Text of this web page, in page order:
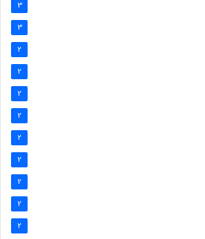
3
3
2
2
2
2
2
2
2
2
2